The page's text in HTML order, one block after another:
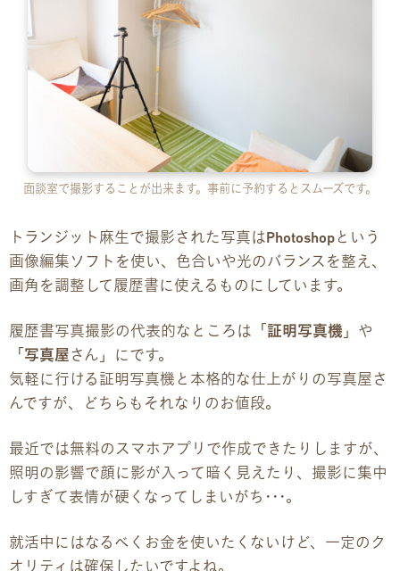
事業所ツアーマップ
雇用をお考えの企業様へ
プライバシーポリシー
お問い合わせ
見学・体験のお申し込み
各種SNS
資料請求
面談室で撮影することが出来ます。事前に予約するとスムーズです。
トランジット麻生で撮影された写真は Photoshopという
画像編集ソフトを使い、色合いや光のバランスを整え、
画角を調整して履歴書に使えるものにしています。
履歴書写真撮影の代表的なところは「 証明写真機 」や
「 写真屋 さん」にです。
気軽に行ける証明写真機と本格的な仕上がりの写真屋さ
んですが、どちらもそれなりのお値段。
最近では無料のスマホアプリで作成できたりしますが、
照明の影響で顔に影が入って暗く見えたり、撮影に集中
しすぎて表情が硬くなってしまいがち･･･。
就活中にはなるべくお金を使いたくないけど、一定のク
オリティは確保したいですよね。